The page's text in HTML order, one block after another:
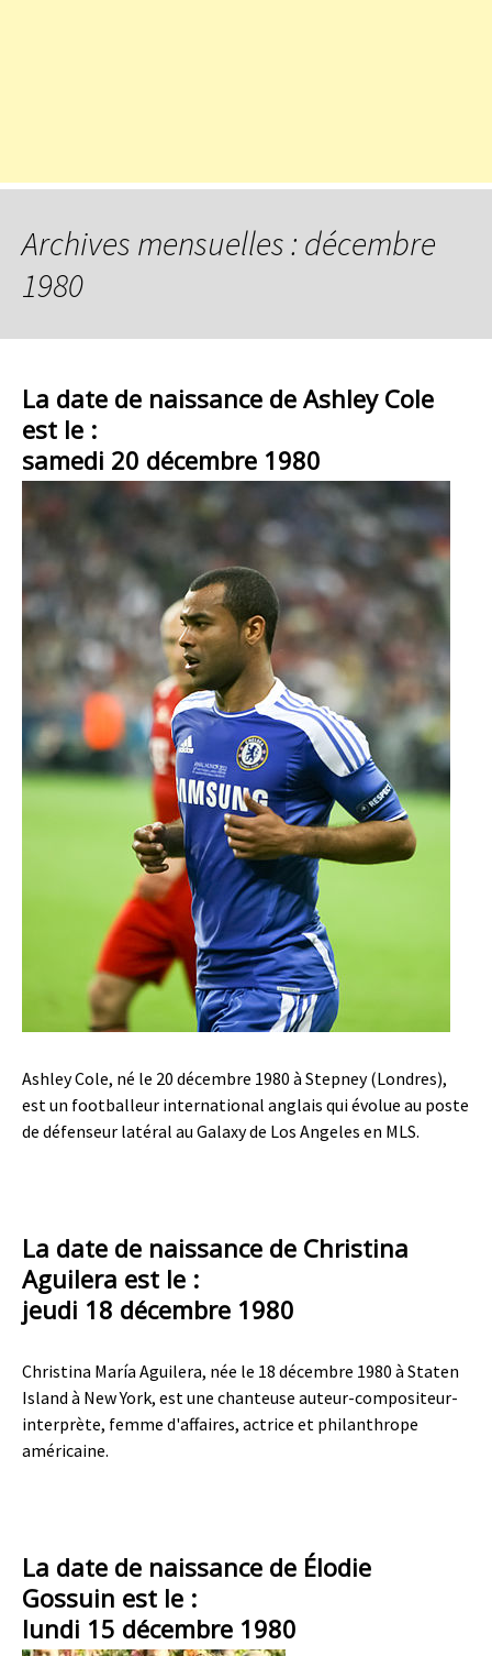
Archives mensuelles : décembre
1980
La date de naissance de Ashley Cole
est le :
samedi 20 décembre 1980
Ashley Cole, né le 20 décembre 1980 à Stepney (Londres),
est un footballeur international anglais qui évolue au poste
de défenseur latéral au Galaxy de Los Angeles en MLS.
La date de naissance de Christina
Aguilera est le :
jeudi 18 décembre 1980
Christina María Aguilera, née le 18 décembre 1980 à Staten
Island à New York, est une chanteuse auteur-compositeur-
interprète, femme d'affaires, actrice et philanthrope
américaine.
La date de naissance de Élodie
Gossuin est le :
lundi 15 décembre 1980